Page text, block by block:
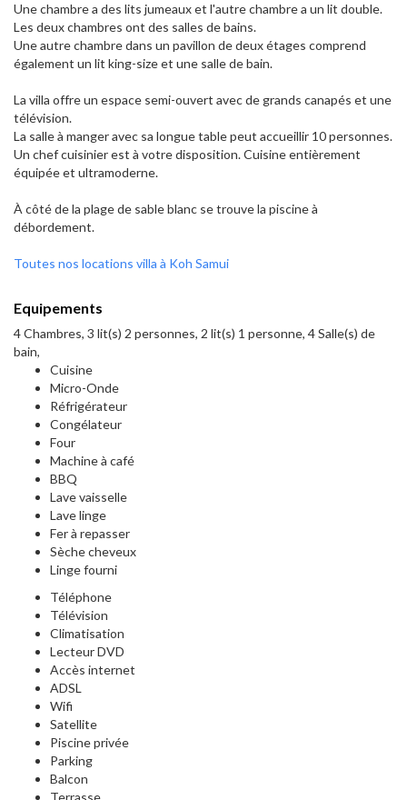
Une chambre a des lits jumeaux et l'autre chambre a un lit double.
Les deux chambres ont des salles de bains.
Une autre chambre dans un pavillon de deux étages comprend
également un lit king-size et une salle de bain.
La villa offre un espace semi-ouvert avec de grands canapés et une
télévision.
La salle à manger avec sa longue table peut accueillir 10 personnes.
Un chef cuisinier est à votre disposition. Cuisine entièrement
équipée et ultramoderne.
À côté de la plage de sable blanc se trouve la piscine à
débordement.
Toutes nos locations villa à Koh Samui
Equipements
4 Chambres, 3 lit(s) 2 personnes, 2 lit(s) 1 personne, 4 Salle(s) de
bain,
Cuisine
Micro-Onde
Réfrigérateur
Congélateur
Four
Machine à café
BBQ
Lave vaisselle
Lave linge
Fer à repasser
Sèche cheveux
Linge fourni
Téléphone
Télévision
Climatisation
Lecteur DVD
Accès internet
ADSL
Wifi
Satellite
Piscine privée
Parking
Balcon